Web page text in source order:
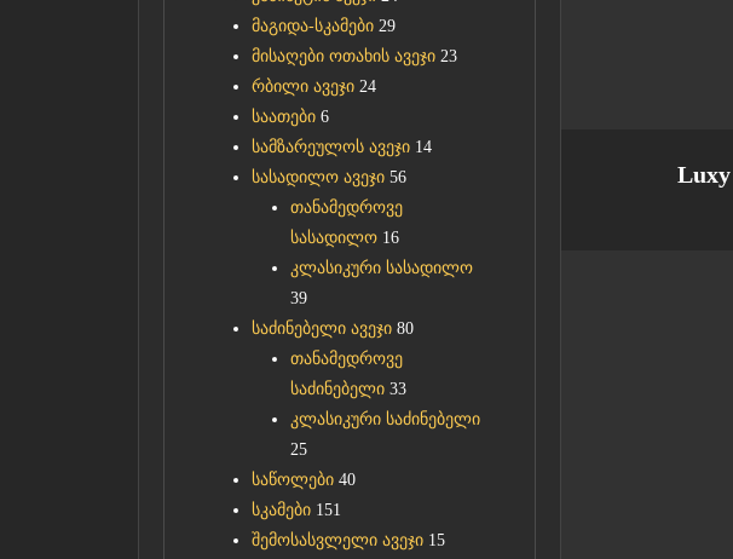
მაგიდა-სკამები 29
მისაღები ოთახის ავეჯი 23
რბილი ავეჯი 24
საათები 6
სამზარეულოს ავეჯი 14
სასადილო ავეჯი 56
თანამედროვე
სასადილო 16
კლასიკური სასადილო
39
საძინებელი ავეჯი 80
თანამედროვე
საძინებელი 33
კლასიკური საძინებელი
25
საწოლები 40
სკამები 151
შემოსასვლელი ავეჯი 15
Luxy